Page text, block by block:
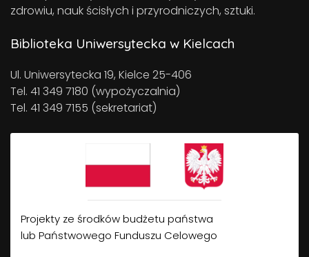
zdrowiu, nauk ścisłych i przyrodniczych, sztuki.
Biblioteka Uniwersytecka w Kielcach
Ul. Uniwersytecka 19, Kielce 25-406
Tel. 41 349 7180 (wypożyczalnia)
Tel. 41 349 7155 (sekretariat)
Projekty ze środków budżetu państwa
lub Państwowego Funduszu Celowego